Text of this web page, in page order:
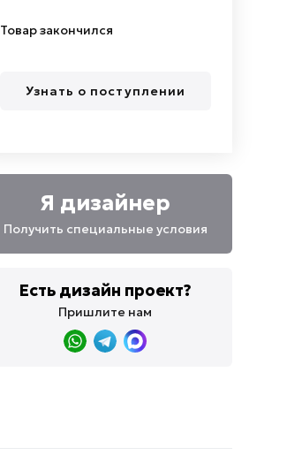
Товар закончился
Узнать о поступлении
Я дизайнер
Получить специальные условия
Есть дизайн проект?
Пришлите нам